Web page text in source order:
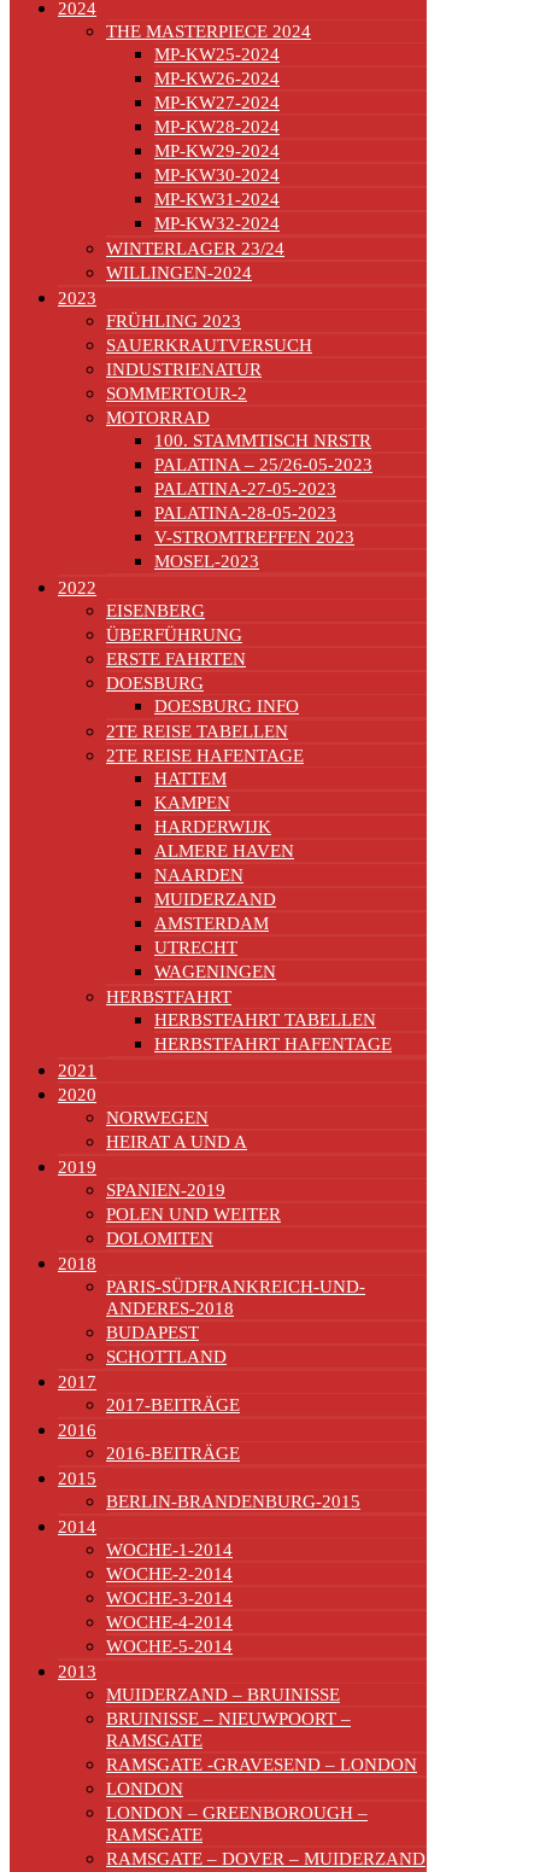
2024
THE MASTERPIECE 2024
MP-KW25-2024
MP-KW26-2024
MP-KW27-2024
MP-KW28-2024
MP-KW29-2024
MP-KW30-2024
MP-KW31-2024
MP-KW32-2024
WINTERLAGER 23/24
WILLINGEN-2024
2023
FRÜHLING 2023
SAUERKRAUTVERSUCH
INDUSTRIENATUR
SOMMERTOUR-2
MOTORRAD
100. STAMMTISCH NRSTR
PALATINA – 25/26-05-2023
PALATINA-27-05-2023
PALATINA-28-05-2023
V-STROMTREFFEN 2023
MOSEL-2023
2022
EISENBERG
ÜBERFÜHRUNG
ERSTE FAHRTEN
DOESBURG
DOESBURG INFO
2TE REISE TABELLEN
2TE REISE HAFENTAGE
HATTEM
KAMPEN
HARDERWIJK
ALMERE HAVEN
NAARDEN
MUIDERZAND
AMSTERDAM
UTRECHT
WAGENINGEN
HERBSTFAHRT
HERBSTFAHRT TABELLEN
HERBSTFAHRT HAFENTAGE
2021
2020
NORWEGEN
HEIRAT A UND A
2019
SPANIEN-2019
POLEN UND WEITER
DOLOMITEN
2018
PARIS-SÜDFRANKREICH-UND-
ANDERES-2018
BUDAPEST
SCHOTTLAND
2017
2017-BEITRÄGE
2016
2016-BEITRÄGE
2015
BERLIN-BRANDENBURG-2015
2014
WOCHE-1-2014
WOCHE-2-2014
WOCHE-3-2014
WOCHE-4-2014
WOCHE-5-2014
2013
MUIDERZAND – BRUINISSE
BRUINISSE – NIEUWPOORT –
RAMSGATE
RAMSGATE -GRAVESEND – LONDON
LONDON
LONDON – GREENBOROUGH –
RAMSGATE
RAMSGATE – DOVER – MUIDERZAND